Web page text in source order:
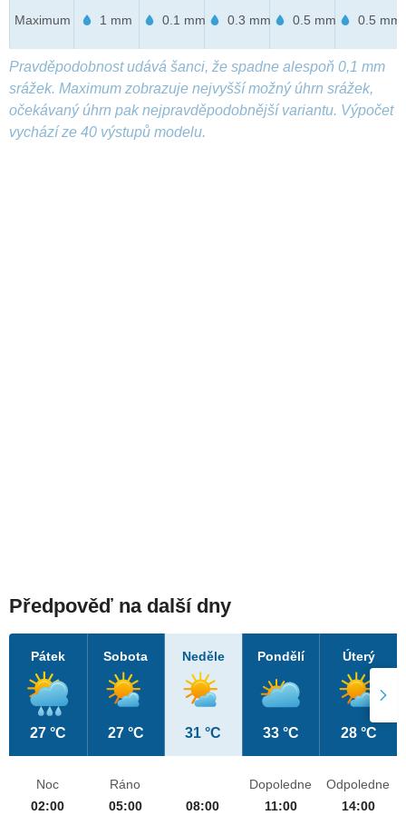
Maximum 1 mm 0.1 mm 0.3 mm 0.5 mm 0.5 mm
Pravděpodobnost udává šanci, že spadne alespoň 0,1 mm
srážek. Maximum zobrazuje nejvyšší možný úhrn srážek,
očekávaný úhrn pak nejpravděpodobnější variantu. Výpočet
vychází ze 40 výstupů modelu.
Předpověď na další dny
Pátek
27 °C
Sobota
27 °C
Neděle
31 °C
Pondělí
33 °C
Úterý
28 °C
Noc
02:00
Ráno
05:00
08:00
Dopoledne
11:00
Odpoledne
14:00